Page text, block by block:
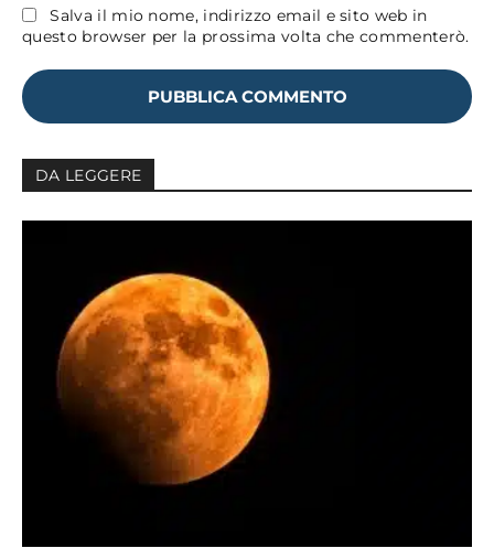
Salva il mio nome, indirizzo email e sito web in
questo browser per la prossima volta che commenterò.
DA LEGGERE